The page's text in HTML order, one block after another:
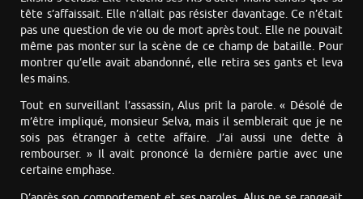
tête s’affaissait. Elle n’allait pas résister davantage. Ce n’était
pas une question de vie ou de mort après tout. Elle ne pouvait
même pas monter sur la scène de ce champ de bataille. Pour
montrer qu’elle avait abandonné, elle retira ses gants et leva
les mains.
Tout en surveillant l’assassin, Alus prit la parole. « Désolé de
m’être impliqué, monsieur Selva, mais il semblerait que je ne
sois pas étranger à cette affaire. J’ai aussi une dette à
rembourser. » Il avait prononcé la dernière partie avec une
certaine emphase.